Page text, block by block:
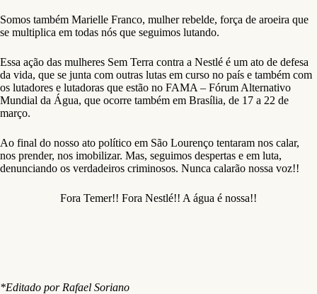
Somos também Marielle Franco, mulher rebelde, força de aroeira que
se multiplica em todas nós que seguimos lutando.
Essa ação das mulheres Sem Terra contra a Nestlé é um ato de defesa
da vida, que se junta com outras lutas em curso no país e também com
os lutadores e lutadoras que estão no FAMA – Fórum Alternativo
Mundial da Água, que ocorre também em Brasília, de 17 a 22 de
março.
Ao final do nosso ato político em São Lourenço tentaram nos calar,
nos prender, nos imobilizar. Mas, seguimos despertas e em luta,
denunciando os verdadeiros criminosos. Nunca calarão nossa voz!!
Fora Temer!! Fora Nestlé!! A água é nossa!!
*Editado por Rafael Soriano